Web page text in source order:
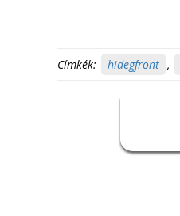
Címkék: hidegfront ,